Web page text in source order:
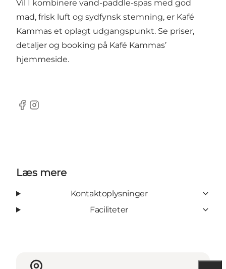
Vil I kombinere vand-paddle-spas med god
mad, frisk luft og sydfynsk stemning, er Kafé
Kammas et oplagt udgangspunkt. Se priser,
detaljer og booking på Kafé Kammas’
hjemmeside.
Facebook
Instagram
Læs mere
Kontaktoplysninger
Faciliteter